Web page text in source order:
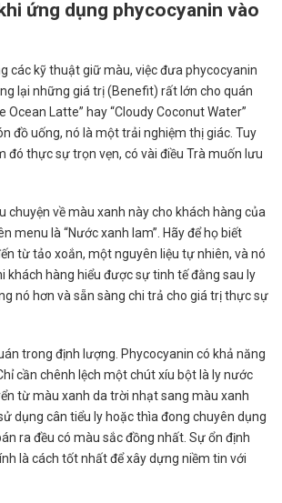
ứng dụng phycocyanin vào
các kỹ thuật giữ màu, việc đưa phycocyanin
lại những giá trị (Benefit) rất lớn cho quán
Ocean Latte” hay “Cloudy Coconut Water”
đồ uống, nó là một trải nghiệm thị giác. Tuy
đó thực sự trọn vẹn, có vài điều Trà muốn lưu
chuyện về màu xanh này cho khách hàng của
menu là “Nước xanh lam”. Hãy để họ biết
từ tảo xoắn, một nguyên liệu tự nhiên, và nó
khách hàng hiểu được sự tinh tế đằng sau ly
nó hơn và sẵn sàng chi trả cho giá trị thực sự
trong định lượng. Phycocyanin có khả năng
cần chênh lệch một chút xíu bột là ly nước
từ màu xanh da trời nhạt sang màu xanh
dụng cân tiểu ly hoặc thìa đong chuyên dụng
ra đều có màu sắc đồng nhất. Sự ổn định
là cách tốt nhất để xây dựng niềm tin với